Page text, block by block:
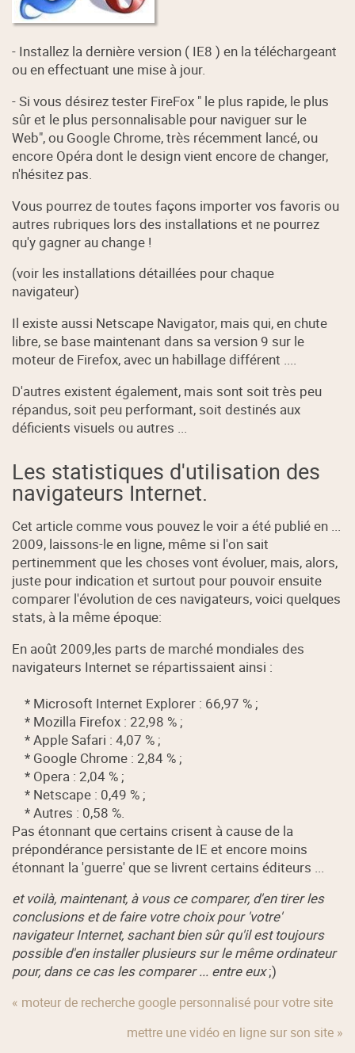
- Installez la dernière version ( IE8 ) en la téléchargeant
ou en effectuant une mise à jour.
- Si vous désirez tester FireFox " le plus rapide, le plus
sûr et le plus personnalisable pour naviguer sur le
Web", ou Google Chrome, très récemment lancé, ou
encore Opéra dont le design vient encore de changer,
n'hésitez pas.
Vous pourrez de toutes façons importer vos favoris ou
autres rubriques lors des installations et ne pourrez
qu'y gagner au change !
(voir les installations détaillées pour chaque
navigateur)
Il existe aussi Netscape Navigator, mais qui, en chute
libre, se base maintenant dans sa version 9 sur le
moteur de Firefox, avec un habillage différent ....
D'autres existent également, mais sont soit très peu
répandus, soit peu performant, soit destinés aux
déficients visuels ou autres ...
Les statistiques d'utilisation des
navigateurs Internet.
Cet article comme vous pouvez le voir a été publié en ...
2009, laissons-le en ligne, même si l'on sait
pertinemment que les choses vont évoluer, mais, alors,
juste pour indication et surtout pour pouvoir ensuite
comparer l'évolution de ces navigateurs, voici quelques
stats, à la même époque:
En août 2009,les parts de marché mondiales des
navigateurs Internet se répartissaient ainsi :
* Microsoft Internet Explorer : 66,97 % ;
* Mozilla Firefox : 22,98 % ;
* Apple Safari : 4,07 % ;
* Google Chrome : 2,84 % ;
* Opera : 2,04 % ;
* Netscape : 0,49 % ;
* Autres : 0,58 %.
Pas étonnant que certains crisent à cause de la
prépondérance persistante de IE et encore moins
étonnant la 'guerre' que se livrent certains éditeurs ...
et voilà, maintenant, à vous ce comparer, d'en tirer les
conclusions et de faire votre choix pour 'votre'
navigateur Internet, sachant bien sûr qu'il est toujours
possible d'en installer plusieurs sur le même ordinateur
pour, dans ce cas les comparer ... entre eux;)
« moteur de recherche google personnalisé pour votre site
mettre une vidéo en ligne sur son site »